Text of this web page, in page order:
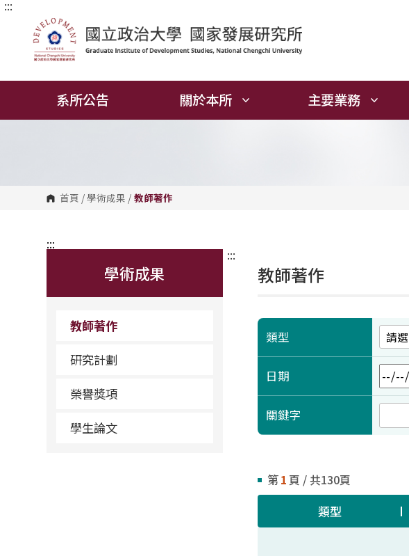
跳
塊
:::
系所公告 關於本所 主要業務
首頁 /學術成果 / 教師著作
:::
學術成果
教師著作
研究計劃
榮譽獎項
學生論文
:::
教師著作
類型
日期
關鍵字
第1 頁 / 共130頁
類型